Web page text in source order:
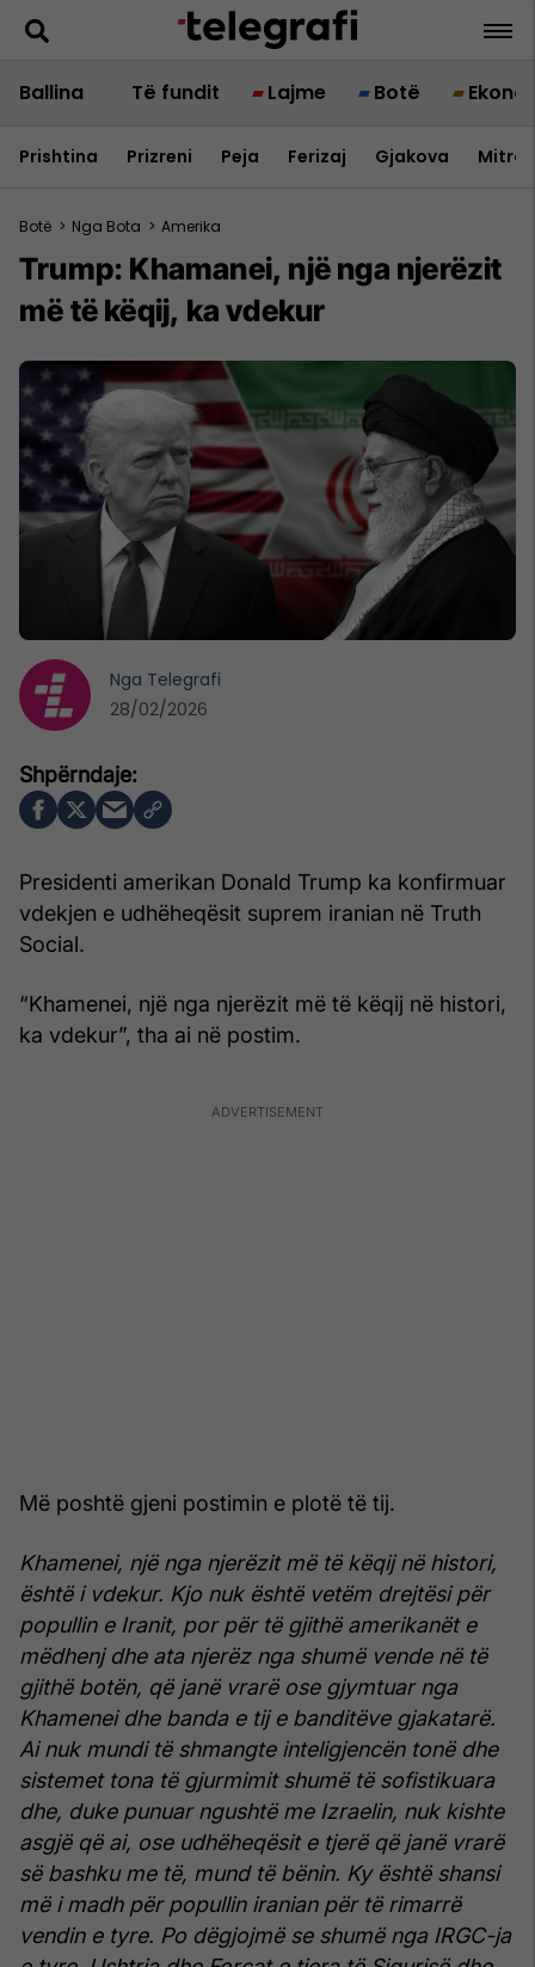
Ballina Të fundit Lajme Botë
Prishtina Prizreni Peja Ferizaj Gjakova
Botë > Nga Bota > Amerika
Trump: Khamanei, një nga njerëzit
më të këqij, ka vdekur
Presidenti amerikan Donald Trump ka konfirmuar
vdekjen e udhëheqësit suprem iranian në Truth
Social.
“Khamenei, një nga njerëzit më të këqij në histori,
ka vdekur”, tha ai në postim.
Më poshtë gjeni postimin e plotë të tij.
Khamenei, një nga njerëzit më të këqij në histori,
është i vdekur. Kjo nuk është vetëm drejtësi për
popullin e Iranit, por për të gjithë amerikanët e
mëdhenj dhe ata njerëz nga shumë vende në të
gjithë botën, që janë vrarë ose gjymtuar nga
Khamenei dhe banda e tij e banditëve gjakatarë.
Ai nuk mundi të shmangte inteligjencën tonë dhe
sistemet tona të gjurmimit shumë të sofistikuara
dhe, duke punuar ngushtë me Izraelin, nuk kishte
asgjë që ai, ose udhëheqësit e tjerë që janë vrarë
së bashku me të, mund të bënin. Ky është shansi
më i madh për popullin iranian për të rimarrë
vendin e tyre. Po dëgjojmë se shumë nga IRGC-ja
Nga Telegrafi
28/02/2026